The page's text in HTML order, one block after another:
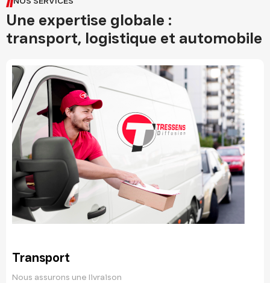
Une expertise globale :
transport, logistique et automobile
Transport
Nous assurons une livraison